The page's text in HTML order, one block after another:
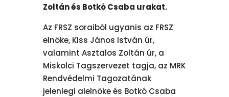
Zoltán és Botkó Csaba urakat.
Az FRSZ soraiból ugyanis az FRSZ
elnöke, Kiss János István úr,
valamint Asztalos Zoltán úr, a
Miskolci Tagszervezet tagja, az MRK
Rendvédelmi Tagozatának
jelenlegi alelnöke és Botkó Csaba